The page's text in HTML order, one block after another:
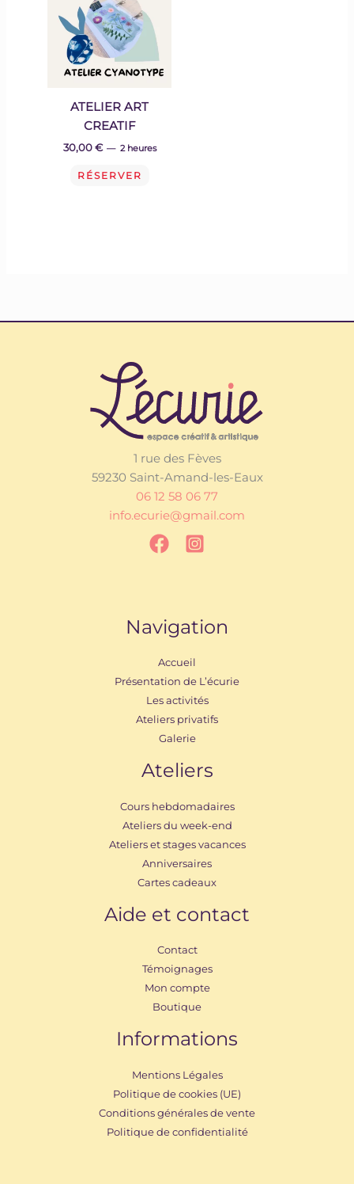
ATELIER ART
CREATIF
30,00€ 2 heures
RÉSERVER
1 rue des Fèves
59230 Saint-Amand-les-Eaux
06 12 58 06 77
info.ecurie@gmail.com
Navigation
Accueil
Présentation de L’écurie
Les activités
Ateliers privatifs
Galerie
Ateliers
Cours hebdomadaires
Ateliers du week-end
Ateliers et stages vacances
Anniversaires
Cartes cadeaux
Aide et contact
Contact
Témoignages
Mon compte
Boutique
Informations
Mentions Légales
Politique de cookies (UE)
Conditions générales de vente
Politique de confidentialité